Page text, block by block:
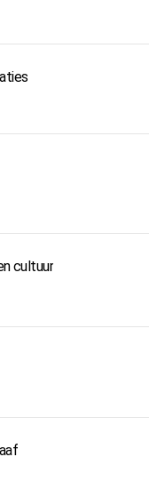
cultuur